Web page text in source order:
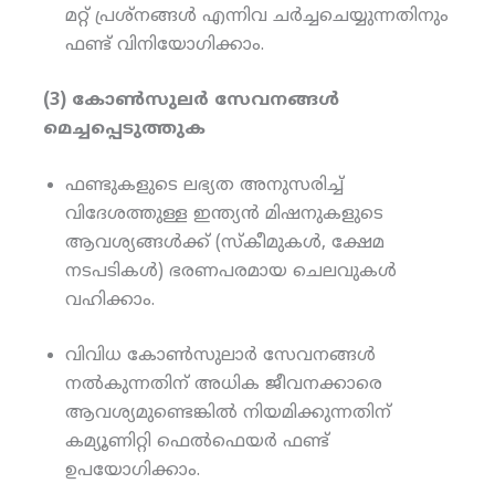
മറ്റ് പ്രശ്‌നങ്ങള്‍ എന്നിവ ചര്‍ച്ചചെയ്യുന്നതിനും
ഫണ്ട് വിനിയോഗിക്കാം.
(3) കോണ്‍സുലര്‍ സേവനങ്ങള്‍
മെച്ചപ്പെടുത്തുക
ഫണ്ടുകളുടെ ലഭ്യത അനുസരിച്ച്
വിദേശത്തുള്ള ഇന്ത്യന്‍ മിഷനുകളുടെ
ആവശ്യങ്ങള്‍ക്ക് (സ്‌കീമുകള്‍, ക്ഷേമ
നടപടികള്‍) ഭരണപരമായ ചെലവുകള്‍
വഹിക്കാം.
വിവിധ കോണ്‍സുലാര്‍ സേവനങ്ങള്‍
നല്‍കുന്നതിന് അധിക ജീവനക്കാരെ
ആവശ്യമുണ്ടെങ്കില്‍ നിയമിക്കുന്നതിന്
കമ്യൂണിറ്റി ഫെല്‍ഫെയര്‍ ഫണ്ട്
ഉപയോഗിക്കാം.